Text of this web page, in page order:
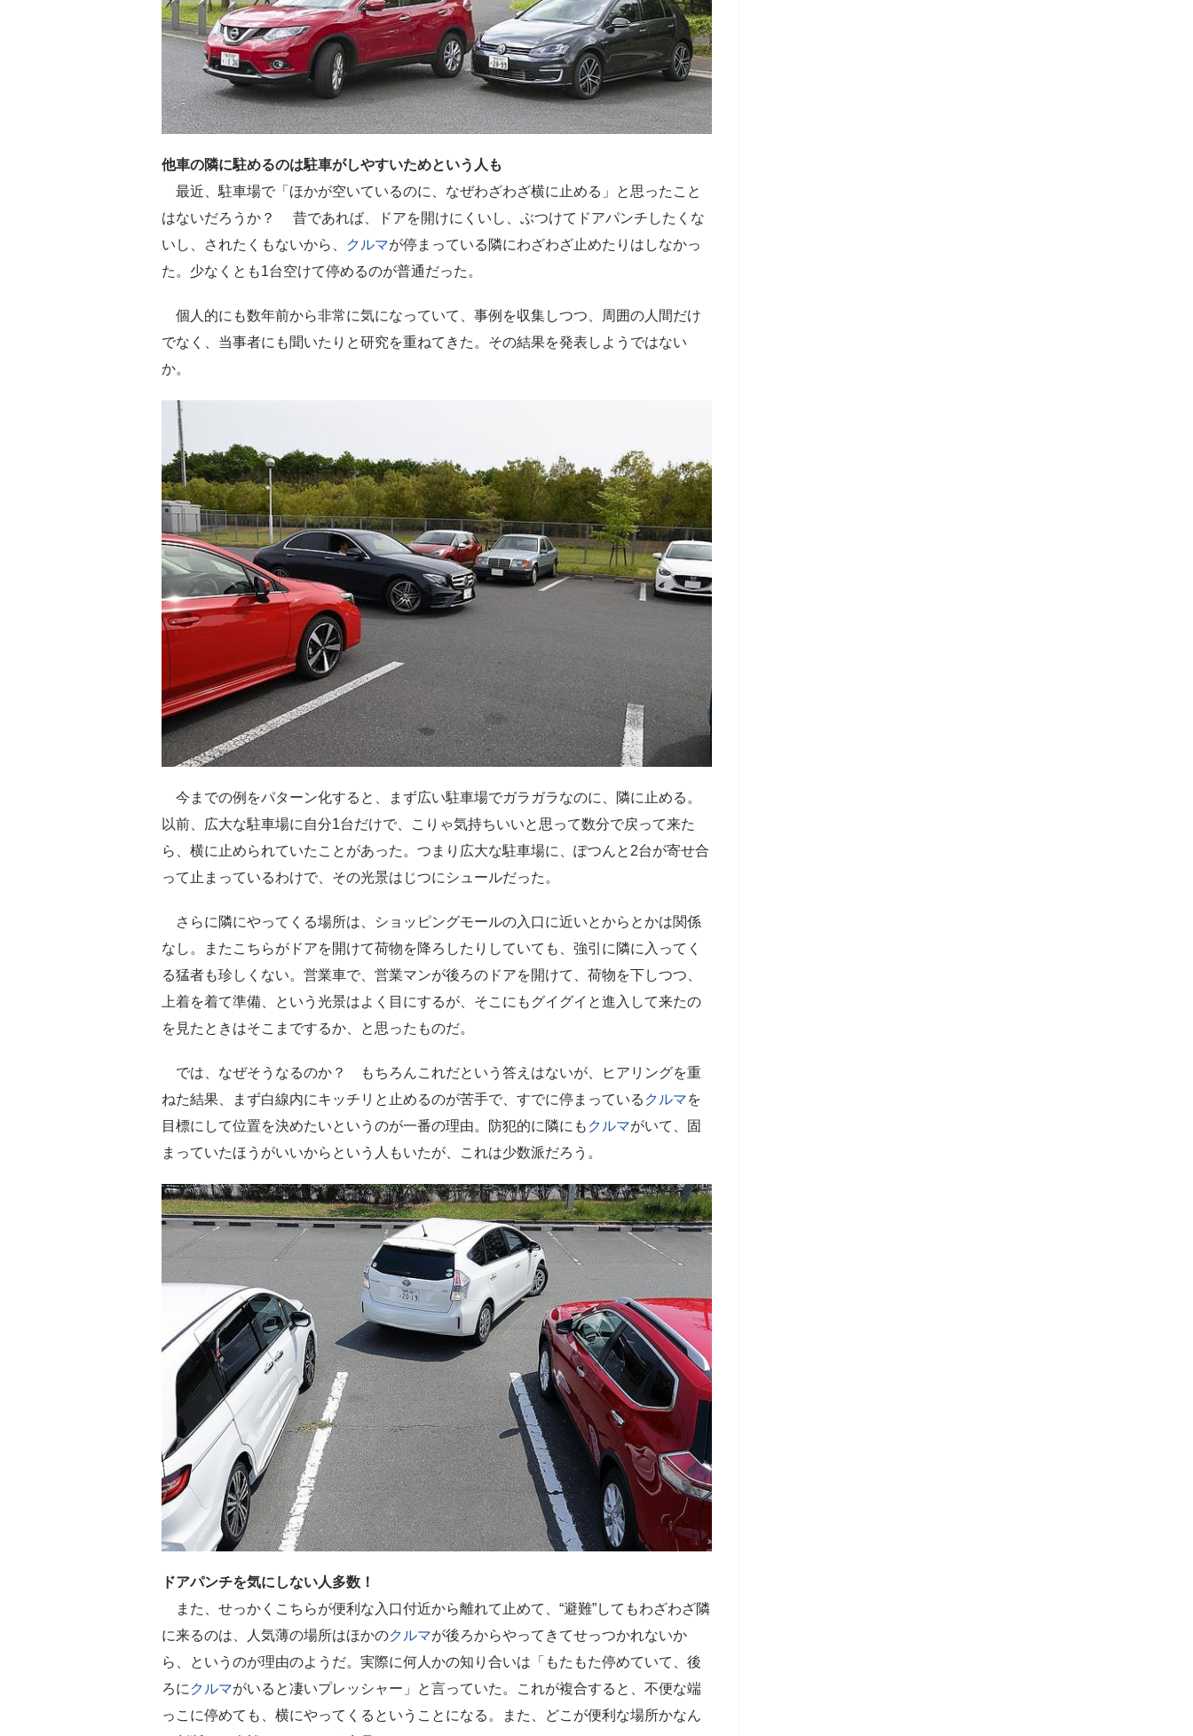
他車の隣に駐めるのは駐車がしやすいためという人も
最近、駐車場で「ほかが空いているのに、なぜわざわざ横に止める」と思ったこと
はないだろうか？ 昔であれば、ドアを開けにくいし、ぶつけてドアパンチしたくな
いし、されたくもないから、
クルマが停まっている隣にわざわざ止めたりはしなかっ
た。少なくとも1台空けて停めるのが普通だった。
個人的にも数年前から非常に気になっていて、事例を収集しつつ、周囲の人間だけ
でなく、当事者にも聞いたりと研究を重ねてきた。その結果を発表しようではない
か。
今までの例をパターン化すると、まず広い駐車場でガラガラなのに、隣に止める。
以前、広大な駐車場に自分1台だけで、こりゃ気持ちいいと思って数分で戻って来た
ら、横に止められていたことがあった。つまり広大な駐車場に、ぽつんと2台が寄せ合
って止まっているわけで、その光景はじつにシュールだった。
さらに隣にやってくる場所は、ショッピングモールの入口に近いとからとかは関係
なし。またこちらがドアを開けて荷物を降ろしたりしていても、強引に隣に入ってく
る猛者も珍しくない。営業車で、営業マンが後ろのドアを開けて、荷物を下しつつ、
上着を着て準備、という光景はよく目にするが、そこにもグイグイと進入して来たの
を見たときはそこまでするか、と思ったものだ。
では、なぜそうなるのか？ もちろんこれだという答えはないが、ヒアリングを重
ねた結果、まず白線内にキッチリと止めるのが苦手で、すでに停まっている クルマを
目標にして位置を決めたいというのが一番の理由。防犯的に隣にも クルマがいて、固
まっていたほうがいいからという人もいたが、これは少数派だろう。
ドアパンチを気にしない人多数！
また、せっかくこちらが便利な入口付近から離れて止めて、“避難”してもわざわざ隣
に来るのは、人気薄の場所はほかのクルマが後ろからやってきてせっつかれないか
ら、というのが理由のようだ。実際に何人かの知り合いは「もたもた停めていて、後
ろに クルマがいると凄いプレッシャー」と言っていた。これが複合すると、不便な端
っこに停めても、横にやってくるということになる。また、どこが便利な場所かなん